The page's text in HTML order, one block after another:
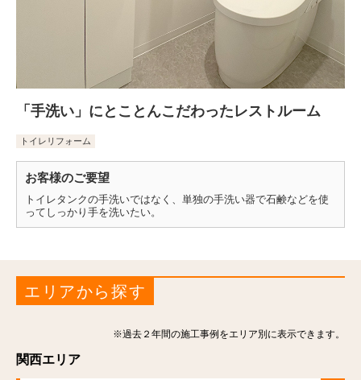
「手洗い」にとことんこだわったレストルーム
トイレリフォーム
お客様のご要望
トイレタンクの手洗いではなく、単独の手洗い器で石鹸などを使
ってしっかり手を洗いたい。
エリアから探す
※過去２年間の施工事例をエリア別に表示できます。
関西エリア